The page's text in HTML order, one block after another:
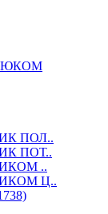
ПОЛ..
ПОТ..
..
Ц..